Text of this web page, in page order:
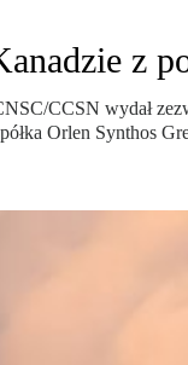
z
CCSN wydał
Orlen Synthos